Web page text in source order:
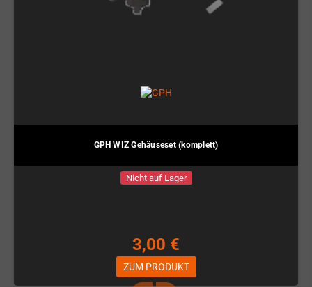
GPH WIZ Gehäuseset (komplett)
Nicht auf Lager
3,00 €
ZUM PRODUKT